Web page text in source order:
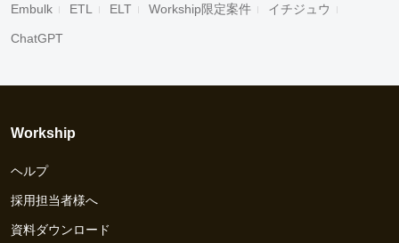
Embulk ETL ELT Workship限定案件 イチジュウ
ChatGPT
Workship
ヘルプ
採用担当者様へ
資料ダウンロード